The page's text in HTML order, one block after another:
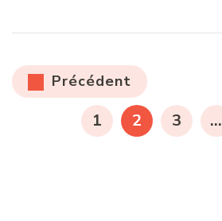
Pagination
des
publications
Précédent
PAGE
1 PAGE
2 PAGE
3 …